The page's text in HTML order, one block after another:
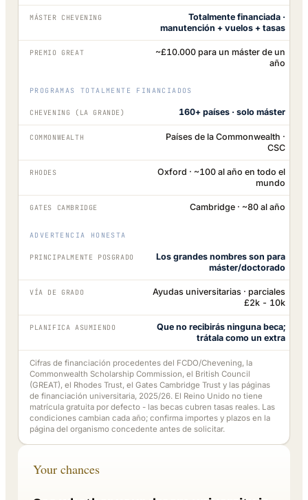
MÁSTER CHEVENING
Totalmente financiada ·
manutención + vuelos + tasas
PREMIO GREAT
~£10.000 para un máster de un
año
PROGRAMAS TOTALMENTE FINANCIADOS
CHEVENING (LA GRANDE) 160+ países · solo máster
COMMONWEALTH
Países de la Commonwealth ·
CSC
RHODES
Oxford · ~100 al año en todo el
mundo
GATES CAMBRIDGE Cambridge · ~80 al año
ADVERTENCIA HONESTA
PRINCIPALMENTE POSGRADO
Los grandes nombres son para
máster/doctorado
VÍA DE GRADO
Ayudas universitarias · parciales
£2k - 10k
PLANIFICA ASUMIENDO
Que no recibirás ninguna beca;
trátala como un extra
Cifras de financiación procedentes del FCDO/Chevening, la
Commonwealth Scholarship Commission, el British Council
(GREAT), el Rhodes Trust, el Gates Cambridge Trust y las páginas
de financiación universitaria, 2025/26. El Reino Unido no tiene
matrícula gratuita por defecto - las becas cubren tasas reales. Las
condiciones cambian cada año; confirma importes y plazos en la
página del organismo concedente antes de solicitar.
Your chances